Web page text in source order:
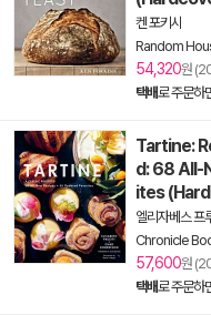
켄 포키시
Random
54,320원
택배로 주문하
Tartine:
d: 68 All-
ites
엘리자베스 프
Chronicle
57,600원
택배로 주문하